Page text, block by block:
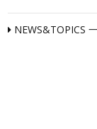
NEWS&TOPICS